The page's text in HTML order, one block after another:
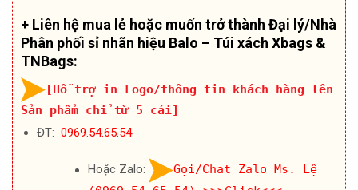
+ Liên hệ mua lẻ hoặc muốn trở thành Đại lý/Nhà
Phân phối sỉ nhãn hiệu Balo – Túi xách Xbags &
TNBags:
[Hỗ trợ in Logo/thông tin khách hàng lên
Sản phẩm chỉ từ 5 cái]
ĐT: 0969.54.65.54
Hoặc Zalo:
Gọi/Chat Zalo Ms. Lệ